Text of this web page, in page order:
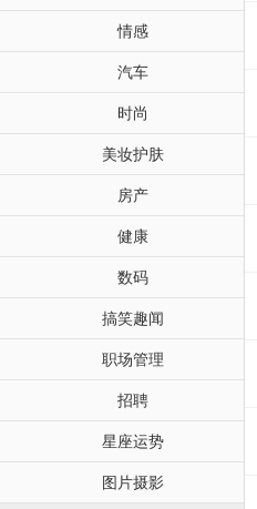
情感
汽车
时尚
美妆护肤
房产
健康
数码
搞笑趣闻
职场管理
招聘
星座运势
图片摄影